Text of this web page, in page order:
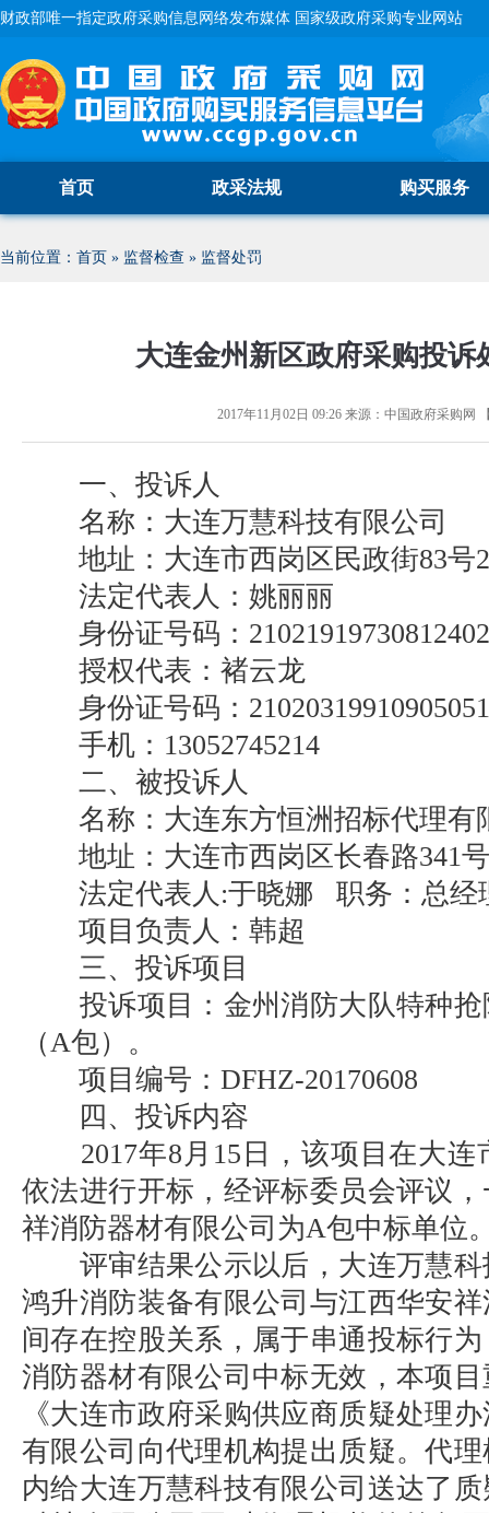
财政部唯一指定政府采购信息网络发布媒体 国家级政府采购专业网站
首页 政采法规 购买服务
当前位置： 首页 » 监督检查 » 监督处罚
大连金州新区政府采购投诉
2017年11月02日 09:26来源： 中国政府采购网
一、投诉人
名称：大连万慧科技有限公司
地址：大连市西岗区民政街83号
法定代表人：姚丽丽
身份证号码：
授权代表：褚云龙
身份证号码：
手机：13052745214
二、被投诉人
名称：大连东方恒洲招标代理有
地址：大连市西岗区长春路341号
法定代表人:于晓娜 职务：总经
项目负责人：韩超
三、投诉项目
投诉项目：金州消防大队特种抢
（A包）。
项目编号：DFHZ-20170608
四、投诉内容
2017年8月15日，该项目在大连
依法进行开标，经评标委员会评议
祥消防器材有限公司为A包中标单位
评审结果公示以后，大连万慧科
鸿升消防装备有限公司与江西华安
间存在控股关系，属于串通投标行
消防器材有限公司中标无效，本项
《大连市政府采购供应商质疑处理
有限公司向代理机构提出质疑。代
内给大连万慧科技有限公司送达了